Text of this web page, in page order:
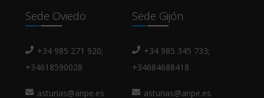
Sede Oviedo
+34 985 271 920;
+34618590028
asturias@anpe.es
Sede Gijón
+34 985 345 733;
+34684688418
asturias@anpe.es